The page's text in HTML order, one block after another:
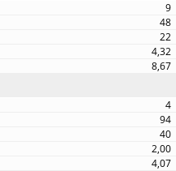
9
48
22
4,32
8,67
4
94
40
2,00
4,07